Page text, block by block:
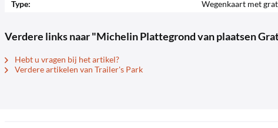
Type: Wegenkaart met
Verdere links naar "Michelin Plattegrond van plaatsen
Hebt u vragen bij het artikel?
Verdere artikelen van Trailer's Park